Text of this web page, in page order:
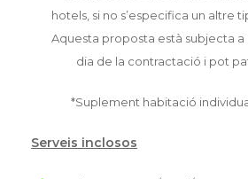
hotels, si no s’especifica un altre
Aquesta proposta està subjecta a
dia de la contractació i pot
*Suplement habitació
Serveis inclosos